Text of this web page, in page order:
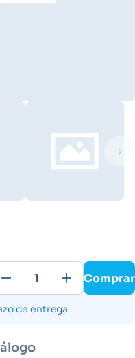
Comprar
de entrega